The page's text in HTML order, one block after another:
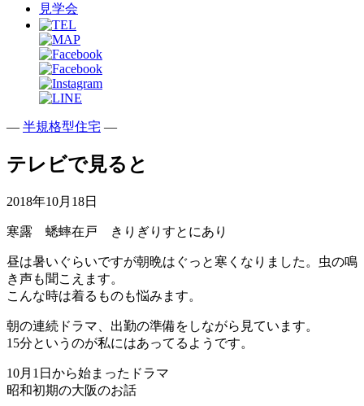
見学会
— 半規格型住宅 —
テレビで見ると
2018年10月18日
寒露 蟋蟀在戸 きりぎりすとにあり
昼は暑いぐらいですが朝晩はぐっと寒くなりました。虫の鳴
き声も聞こえます。
こんな時は着るものも悩みます。
朝の連続ドラマ、出勤の準備をしながら見ています。
15分というのが私にはあってるようです。
10月1日から始まったドラマ
昭和初期の大阪のお話